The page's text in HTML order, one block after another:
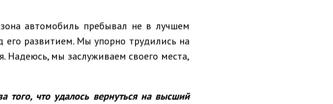
автомобиль пребывал не в лучшем
его развитием. Мы упорно трудились на
мы заслуживаем своего места,
того, что удалось вернуться на высший